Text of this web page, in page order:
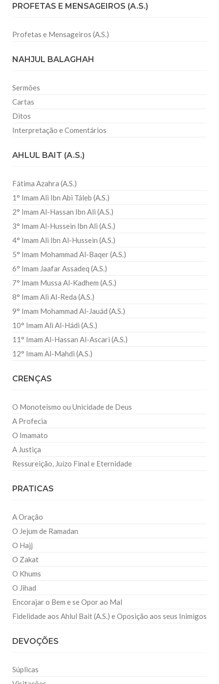
PROFETAS E MENSAGEIROS (A.S.)
Profetas e Mensageiros (A.S.)
NAHJUL BALAGHAH
Sermões
Cartas
Ditos
Interpretação e Comentários
AHLUL BAIT (A.S.)
Fátima Azahra (A.S.)
1° Imam Ali Ibn Abi Táleb (A.S.)
2° Imam Al-Hassan Ibn Ali (A.S.)
3° Imam Al-Hussein Ibn Ali (A.S.)
4° Imam Ali Ibn Al-Hussein (A.S.)
5° Imam Mohammad Al-Baqer (A.S.)
6° Imam Jaafar Assadeq (A.S.)
7° Imam Mussa Al-Kadhem (A.S.)
8° Imam Ali Al-Reda (A.S.)
9° Imam Mohammad Al-Jauád (A.S.)
10° Imam Ali Al-Hádi (A.S.)
11° Imam Al-Hassan Al-Ascari (A.S.)
12° Imam Al-Mahdi (A.S.)
CRENÇAS
O Monoteísmo ou Unicidade de Deus
A Profecia
O Imamato
A Justiça
Ressureição, Juízo Final e Eternidade
PRATICAS
A Oração
O Jejum de Ramadan
O Hajj
O Zakat
O Khums
O Jihad
Encorajar o Bem e se Opor ao Mal
Fidelidade aos Ahlul Bait (A.S.) e Oposição aos seus Inimigos
DEVOÇÕES
Súplicas